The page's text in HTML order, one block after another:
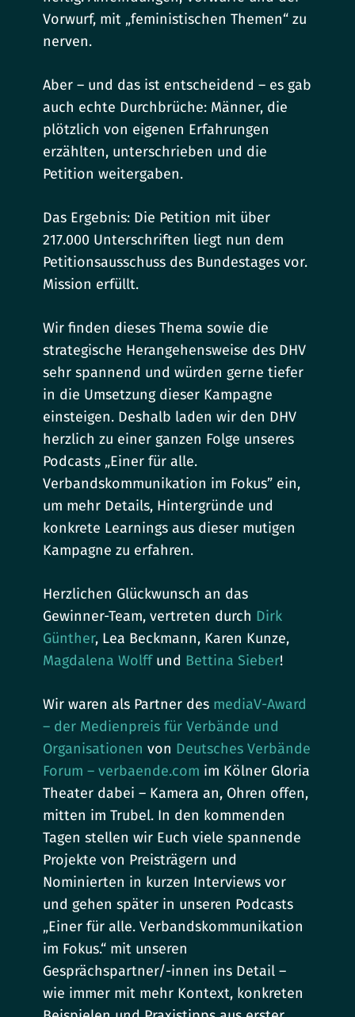
Vorwurf, mit „feministischen Themen“ zu
nerven.
Aber – und das ist entscheidend – es gab
auch echte Durchbrüche: Männer, die
plötzlich von eigenen Erfahrungen
erzählten, unterschrieben und die
Petition weitergaben.
Das Ergebnis: Die Petition mit über
217.000 Unterschriften liegt nun dem
Petitionsausschuss des Bundestages vor.
Mission erfüllt.
Wir finden dieses Thema sowie die
strategische Herangehensweise des DHV
sehr spannend und würden gerne tiefer
in die Umsetzung dieser Kampagne
einsteigen. Deshalb laden wir den DHV
herzlich zu einer ganzen Folge unseres
Podcasts „Einer für alle.
Verbandskommunikation im Fokus” ein,
um mehr Details, Hintergründe und
konkrete Learnings aus dieser mutigen
Kampagne zu erfahren.
Herzlichen Glückwunsch an das
Gewinner-Team, vertreten durch Dirk
Günther, Lea Beckmann, Karen Kunze,
Magdalena Wolffund Bettina Sieber!
Wir waren als Partner des mediaV-Award
– der Medienpreis für Verbände und
Organisationen von Deutsches Verbände
Forum – verbaende.com im Kölner Gloria
Theater dabei – Kamera an, Ohren offen,
mitten im Trubel. In den kommenden
Tagen stellen wir Euch viele spannende
Projekte von Preisträgern und
Nominierten in kurzen Interviews vor
und gehen später in unseren Podcasts
„Einer für alle. Verbandskommunikation
im Fokus.“ mit unseren
Gesprächspartner/-innen ins Detail –
wie immer mit mehr Kontext, konkreten